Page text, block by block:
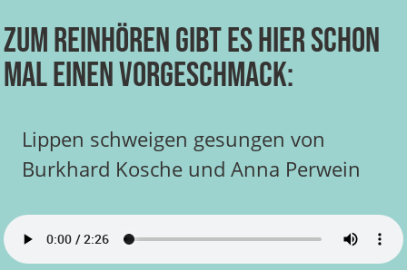
Zum Reinhören gibt es hier schon
mal einen Vorgeschmack:
Lippen schweigen gesungen von
Burkhard Kosche und Anna Perwein